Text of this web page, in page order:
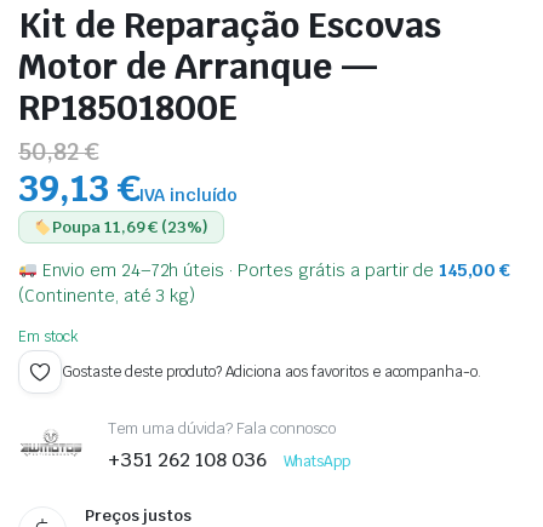
Kit de Reparação Escovas
Motor de Arranque —
RP18501800E
50,82 €
39,13 €IVA incluído
Poupa 11,69 € (23%)
Envio em 24–72h úteis · Portes grátis a partir de145,00 €
(Continente, até 3 kg)
Em stock
Gostaste deste produto? Adiciona aos favoritos e acompanha-o.
Tem uma dúvida? Fala connosco
+351 262 108 036 WhatsApp
Preços justos